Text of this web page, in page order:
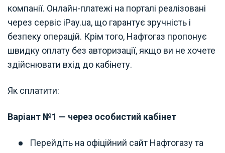
компанії. Онлайн-платежі на порталі реалізовані
через сервіс iPay.ua, що гарантує зручність і
безпеку операцій. Крім того, Нафтогаз пропонує
швидку оплату без авторизації, якщо ви не хочете
здійснювати вхід до кабінету.
Як сплатити:
Варіант №1 — через особистий кабінет
Перейдіть на офіційний сайт Нафтогазу та